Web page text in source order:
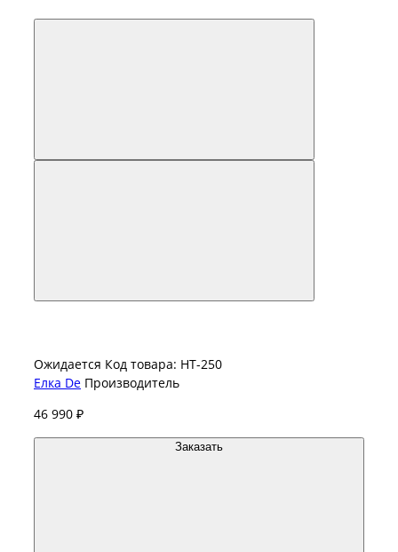
Ожидается Код товара: НТ-250
Елка De Производитель
46 990 ₽
Заказать